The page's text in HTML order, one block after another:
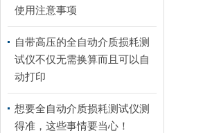
使用注意事项
自带高压的全自动介质损耗测
试仪不仅无需换算而且可以自
动打印
想要全自动介质损耗测试仪测
得准，这些事情要当心！